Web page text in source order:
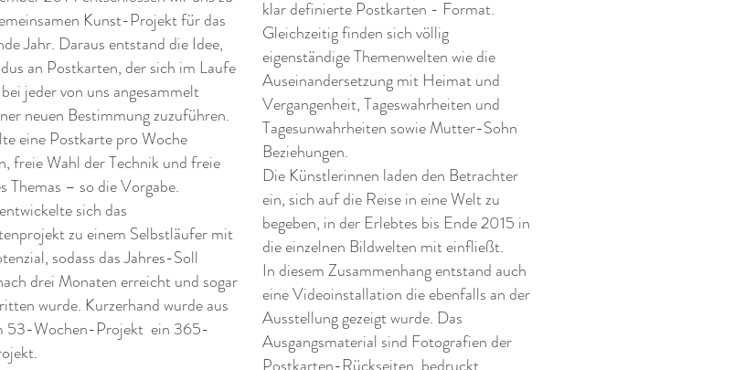
Kunst-Projekt für das
Jahr. Daraus entstand die Idee,
an Postkarten, der sich im Laufe
jeder von uns angesammelt
neuen Bestimmung zuzuführen.
eine Postkarte pro Woche
freie Wahl der Technik und freie
Themas – so die Vorgabe.
sich das
zu einem Selbstläufer mit
sodass das Jahres-Soll
drei Monaten erreicht und sogar
wurde. Kurzerhand wurde aus
53-Wochen-Projekt ein 365-
klar definierte Postkarten - Format.
Gleichzeitig finden sich völlig
eigenständige Themenwelten wie die
Auseinandersetzung mit Heimat und
Vergangenheit, Tageswahrheiten und
Tagesunwahrheiten sowie Mutter-Sohn
Beziehungen.
Die Künstlerinnen laden den Betrachter
ein, sich auf die Reise in eine Welt zu
begeben, in der Erlebtes bis Ende 2015 in
die einzelnen Bildwelten mit einfließt.
In diesem Zusammenhang entstand auch
eine Videoinstallation die ebenfalls an der
Ausstellung gezeigt wurde. Das
Ausgangsmaterial sind Fotografien der